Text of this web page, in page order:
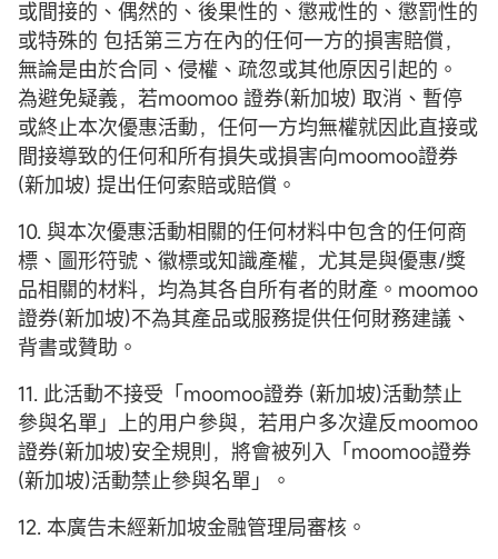
或間接的、偶然的、後果性的、懲戒性的、懲罰性的
或特殊的 包括第三方在內的任何一方的損害賠償，
無論是由於合同、侵權、疏忽或其他原因引起的。
為避免疑義，若moomoo 證券(新加坡) 取消、暫停
或終止本次優惠活動，任何一方均無權就因此直接或
間接導致的任何和所有損失或損害向moomoo證券
(新加坡) 提出任何索賠或賠償。
10. 與本次優惠活動相關的任何材料中包含的任何商
標、圖形符號、徽標或知識產權，尤其是與優惠/獎
品相關的材料，均為其各自所有者的財產。moomoo
證券(新加坡)不為其產品或服務提供任何財務建議、
背書或贊助。
11. 此活動不接受「moomoo證券 (新加坡)活動禁止
參與名單」上的用户參與，若用户多次違反moomoo
證券(新加坡)安全規則，將會被列入「moomoo證券
(新加坡)活動禁止參與名單」。
12. 本廣告未經新加坡金融管理局審核。